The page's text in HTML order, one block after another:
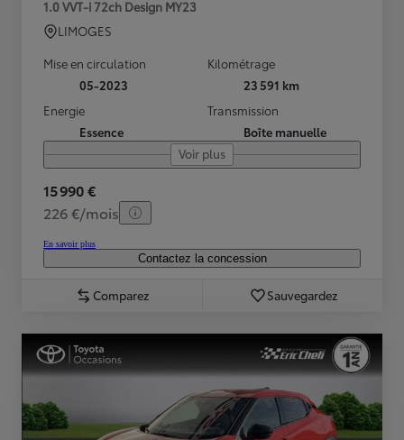
1.0 VVT-i 72ch Design MY23
LIMOGES
Mise en circulation
05-2023
Kilométrage
23 591 km
Energie
Essence
Transmission
Boîte manuelle
Voir plus
15 990 €
226 €/mois
En savoir plus
Contactez la concession
Comparez Sauvegardez